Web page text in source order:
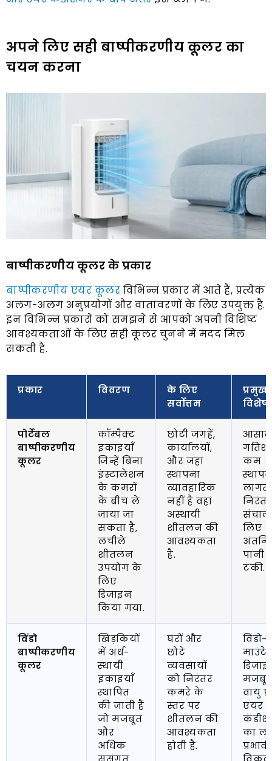
अपने लिए सही बाष्पीकरणीय कूलर का
चयन करना
बाष्पीकरणीय कूलर के प्रकार
बाष्पीकरणीय एयर कूलर विभिन्न प्रकार में आते हैं, प्रत्येक
अलग-अलग अनुप्रयोगों और वातावरणों के लिए उपयुक्त है.
इन विभिन्न प्रकारों को समझने से आपको अपनी विशिष्ट
आवश्यकताओं के लिए सही कूलर चुनने में मदद मिल
सकती है.
प्रकार विवरण
के लिए
सर्वोत्तम
प्रमुख
पोर्टेबल
बाष्पीकरणीय
कूलर
कॉम्पैक्ट
इकाइयाँ
जिन्हें बिना
इंस्टालेशन
के कमरों
के बीच ले
जाया जा
सकता है,
लचीले
शीतलन
उपयोग के
लिए
डिज़ाइन
किया गया.
छोटी जगहें,
कार्यालयों,
और जहां
स्थापना
व्यावहारिक
नहीं है वहां
अस्थायी
शीतलन की
आवश्यकता
है.
आसान
कम
लागत;
निरंतर
लिए
पानी
टंकी.
विंडो
बाष्पीकरणीय
कूलर
खिड़कियों
में अर्ध-
स्थायी
इकाइयाँ
स्थापित
की जाती हैं
जो मजबूत
और
अधिक
घरों और
छोटे
व्यवसायों
को निरंतर
कमरे के
स्तर पर
शीतलन की
आवश्यकता
होती है.
विंडो-
माउंटेड
वायु
एयर
का
प्रभावी